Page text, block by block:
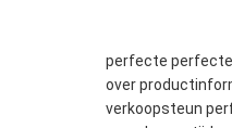
perfecte
over
verkoopsteun